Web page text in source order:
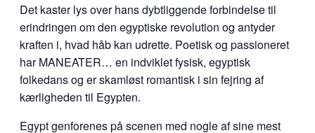
Det kaster lys over hans dybtliggende forbindelse til
erindringen om den egyptiske revolution og antyder
kraften i, hvad håb kan udrette. Poetisk og passioneret
har MANEATER… en indviklet fysisk, egyptisk
folkedans og er skamløst romantisk i sin fejring af
kærligheden til Egypten.
Egypt genforenes på scenen med nogle af sine mest